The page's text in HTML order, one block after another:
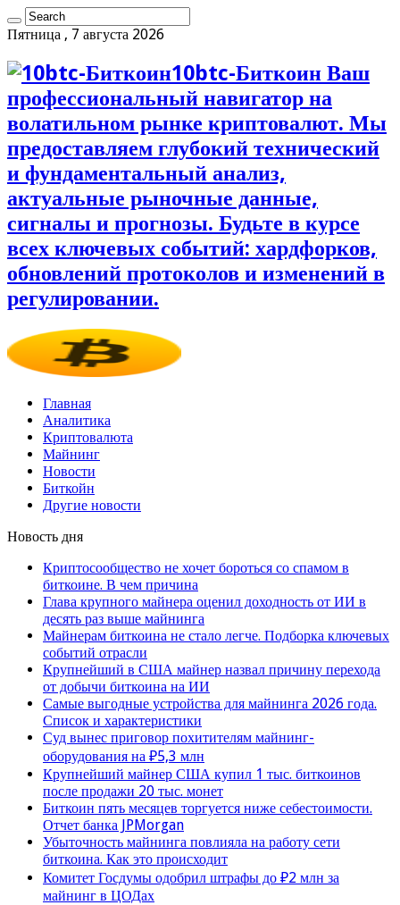
Пятница , 7 августа 2026
10btc-Биткоин Ваш
профессиональный навигатор на
волатильном рынке криптовалют. Мы
предоставляем глубокий технический
и фундаментальный анализ,
актуальные рыночные данные,
сигналы и прогнозы. Будьте в курсе
всех ключевых событий: хардфорков,
обновлений протоколов и изменений в
регулировании.
Главная
Аналитика
Криптовалюта
Майнинг
Новости
Биткойн
Другие новости
Новость дня
Криптосообщество не хочет бороться со спамом в
биткоине. В чем причина
Глава крупного майнера оценил доходность от ИИ в
десять раз выше майнинга
Майнерам биткоина не стало легче. Подборка ключевых
событий отрасли
Крупнейший в США майнер назвал причину перехода
от добычи биткоина на ИИ
Самые выгодные устройства для майнинга 2026 года.
Список и характеристики
Суд вынес приговор похитителям майнинг-
оборудования на ₽5,3 млн
Крупнейший майнер США купил 1 тыс. биткоинов
после продажи 20 тыс. монет
Биткоин пять месяцев торгуется ниже себестоимости.
Отчет банка JPMorgan
Убыточность майнинга повлияла на работу сети
биткоина. Как это происходит
Комитет Госдумы одобрил штрафы до ₽2 млн за
майнинг в ЦОДах